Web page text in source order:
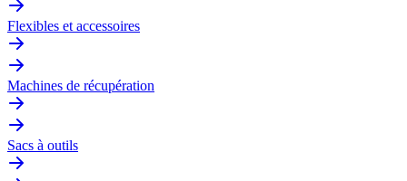
Flexibles et accessoires
Machines de récupération
Sacs à outils